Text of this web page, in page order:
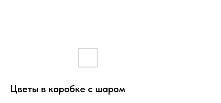
Цветы в коробке с шаром